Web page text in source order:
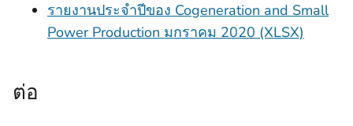
รายงานประจําปีของ Cogeneration and Small
Power Production มกราคม 2020 (XLSX)
ต่อ